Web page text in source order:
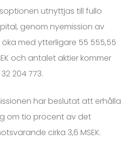
utnyttjas till fullo
genom nyemission av
öka med ytterligare 55 555,55
och antalet aktier kommer
204 773.
har beslutat att erhålla
om tio procent av det
cirka 3,6 MSEK.